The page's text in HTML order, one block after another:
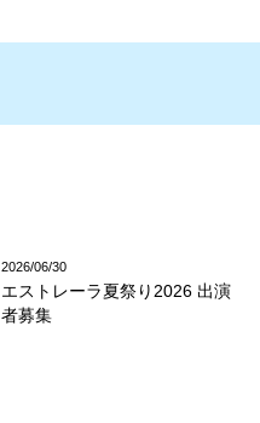
2026/06/30
エストレーラ夏祭り2026 出演
者募集